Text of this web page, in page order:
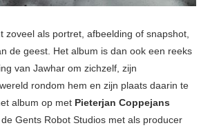
zoveel als portret, afbeelding of snapshot,
de geest. Het album is dan ook een reeks
van Jawhar om zichzelf, zijn
rondom hem en zijn plaats daarin te
album op met Pieterjan Coppejans
Gents Robot Studios met als producer